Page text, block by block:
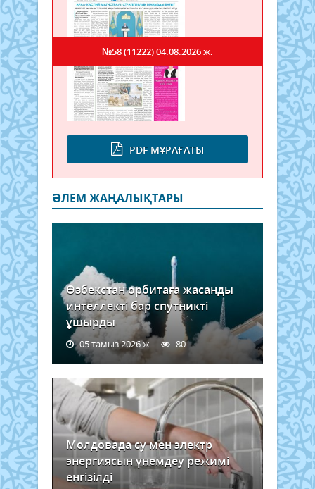
PDF МҰРАҒАТЫ
№58 (11222)04.08.2026 ж.
ӘЛЕМ ЖАҢАЛЫҚТАРЫ
Өзбекстан орбитаға жасанды
интеллекті бар спутникті
ұшырды
05 тамыз 2026 ж. 80
Молдовада су мен электр
энергиясын үнемдеу режимі
енгізілді